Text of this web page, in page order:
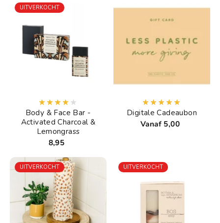
UITVERKOCHT
Body & Face Bar -
Activated Charcoal &
Lemongrass
8,95
Digitale Cadeaubon
Vanaf 5,00
UITVERKOCHT UITVERKOCHT